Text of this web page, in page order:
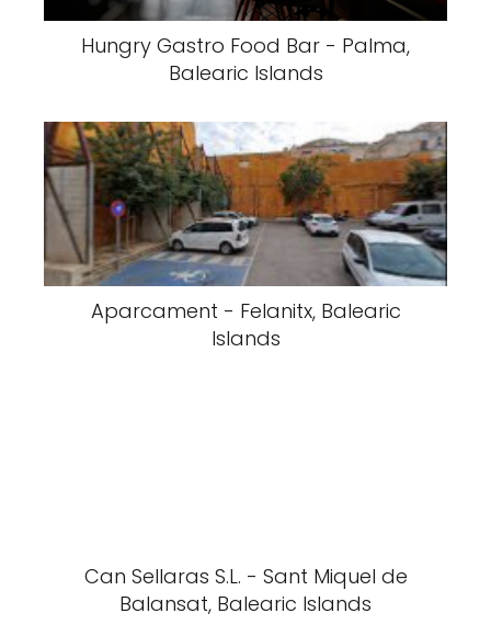
Hungry Gastro Food Bar - Palma,
Balearic Islands
Aparcament - Felanitx, Balearic
Islands
Can Sellaras S.L. - Sant Miquel de
Balansat, Balearic Islands